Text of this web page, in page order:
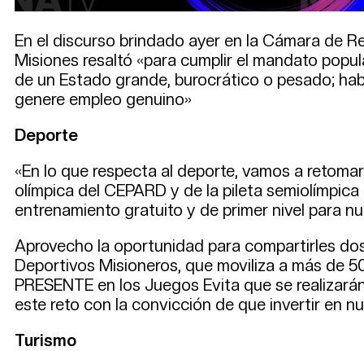
En el discurso brindado ayer en la Cámara de
Misiones resaltó «para cumplir el mandato
de un Estado grande, burocrático o pesado;
genere empleo genuino»
Deporte
«En lo que respecta al deporte, vamos a
olímpica del CEPARD y de la pileta
entrenamiento gratuito y de primer nivel para
Aprovecho la oportunidad para compartirles
Deportivos Misioneros, que moviliza a más de
PRESENTE en los Juegos Evita que se
este reto con la convicción de que invertir en
Turismo